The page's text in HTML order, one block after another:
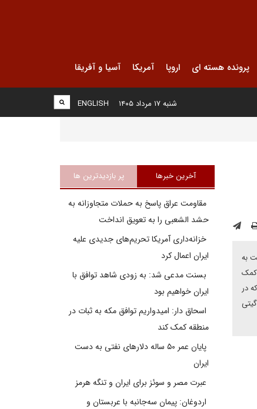
پرونده هسته ای اروپا آمریکا آسیا و آفریقا
ENGLISH شنبه ۱۷ مرداد ۱۴۰۵
به
کمک
در
آخرین خبرها پر بازدیدترین ها
مقاومت عراق پاسخ به حملات متجاوزانه به
حشد الشعبی را به تعویق انداخت
خزانه‌داری آمریکا تحریم‌های جدیدی علیه
ایران اعمال کرد
بسنت مدعی شد: به زودی شاهد توافق با
ایران خواهیم بود
اسحاق دار: امیدواریم توافق مکه به ثبات در
منطقه کمک کند
پایان عمر ۵۰ ساله دلارهای نفتی به دست
ایران
عبرت مصر و سوئز برای ایران و تنگه هرمز
اردوغان: پیمان سه‌جانبه با عربستان و